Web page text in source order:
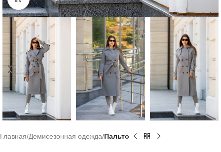
Главная Демисезонная одежда Пальто